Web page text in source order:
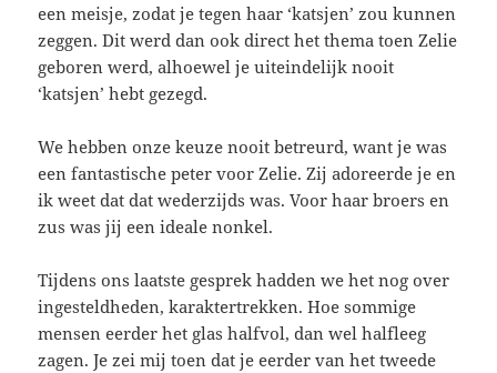
een meisje, zodat je tegen haar ‘katsjen’ zou kunnen
zeggen. Dit werd dan ook direct het thema toen Zelie
geboren werd, alhoewel je uiteindelijk nooit
‘katsjen’ hebt gezegd.
We hebben onze keuze nooit betreurd, want je was
een fantastische peter voor Zelie. Zij adoreerde je en
ik weet dat dat wederzijds was. Voor haar broers en
zus was jij een ideale nonkel.
Tijdens ons laatste gesprek hadden we het nog over
ingesteldheden, karaktertrekken. Hoe sommige
mensen eerder het glas halfvol, dan wel halfleeg
zagen. Je zei mij toen dat je eerder van het tweede